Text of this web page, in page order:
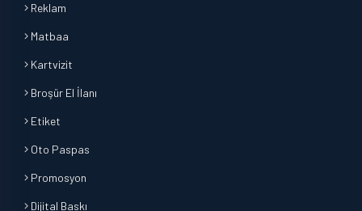
Reklam
Matbaa
Kartvizit
Broşür El İlanı
Etiket
Oto Paspas
Promosyon
Dijital Baskı